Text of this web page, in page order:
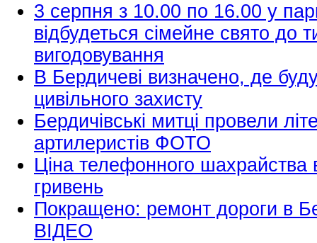
3 серпня з 10.00 по 16.00 у
відбудеться сімейне свято до
вигодовування
В Бердичеві визначено, де
цивільного захисту
Бердичівські митці провели
артилеристів ФОТО
Ціна телефонного шахрайства
гривень
Покращено: ремонт дороги в
ВІДЕО